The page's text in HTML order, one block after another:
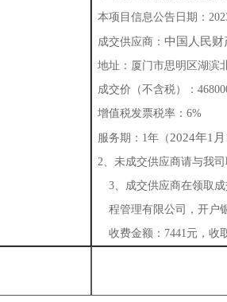
本项目信息公告日期：
成交供应商： 中国人民
地址：厦门市思明区湖滨
成交价（不含税）：
增值税发票税率：6%
服务期： 1年（ 2024年1
2、未成交供应商请与我
3、成交供应商在领取
程管理有限公司，开户
收费金额：7441元，收